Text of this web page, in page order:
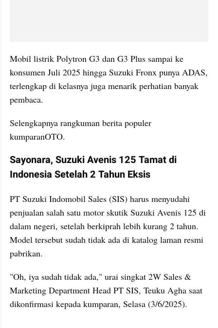
Mobil listrik Polytron G3 dan G3 Plus sampai ke
konsumen Juli 2025 hingga Suzuki Fronx punya ADAS,
terlengkap di kelasnya juga menarik perhatian banyak
pembaca.
Selengkapnya rangkuman berita populer
kumparanOTO.
Sayonara, Suzuki Avenis 125 Tamat di
Indonesia Setelah 2 Tahun Eksis
PT Suzuki Indomobil Sales (SIS) harus menyudahi
penjualan salah satu motor skutik Suzuki Avenis 125 di
dalam negeri, setelah berkiprah lebih kurang 2 tahun.
Model tersebut sudah tidak ada di katalog laman resmi
pabrikan.
"Oh, iya sudah tidak ada," urai singkat 2W Sales &
Marketing Department Head PT SIS, Teuku Agha saat
dikonfirmasi kepada kumparan, Selasa (3/6/2025).